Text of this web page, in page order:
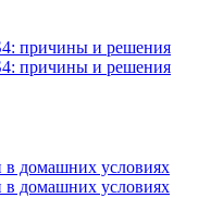
причины и решения
причины и решения
в домашних условиях
в домашних условиях